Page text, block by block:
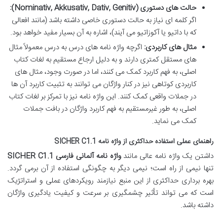
حالت های دستوری (Nominativ, Akkusativ, Dativ, Genitiv):
اگر کلمه ای نیاز به حالت دستوری خاصی داشته باشد (مانند افعالی
که با داتیو یا آکوزاتیو می آیند)، اشاره به آن بسیار مفید خواهد بود.
مثال های کاربردی: اگرچه واژه نامه های درس به درس معمولاً مثال
های مستقل کمتری دارند و به دلیل ارجاع مستقیم به لغات کتاب
اصلی، به فهم کاربرد کمک می کنند، اما در صورت وجود، مثال های
کاربردی کوتاهی نیز در کنار واژگان می توانند به تثبیت کاربرد آن ها
در جملات واقعی کمک کنند. این واژه نامه نیز با تمرکز بر لغات کتاب
اصلی، به طور غیرمستقیم به فهم کاربرد واژگان در بافت جملات
کمک می نماید.
راهنمای عملی استفاده حداکثری از واژه نامه SICHER C1.1
داشتن یک واژه نامه عالی مانندواژه نامه آلمانی فارسی SICHER C1.1
تنها نیمی از راه است؛ نیمی دیگر به چگونگی استفاده از آن برمی گردد.
بهره برداری حداکثری از این منبع نیازمند رویکردهای عملی و استراتژیک
است که می تواند تأثیر چشمگیری بر سرعت و کیفیت یادگیری واژگان
داشته باشد.